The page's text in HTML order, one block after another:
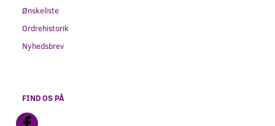
Ønskeliste
Ordrehistorik
Nyhedsbrev
FIND OS PÅ